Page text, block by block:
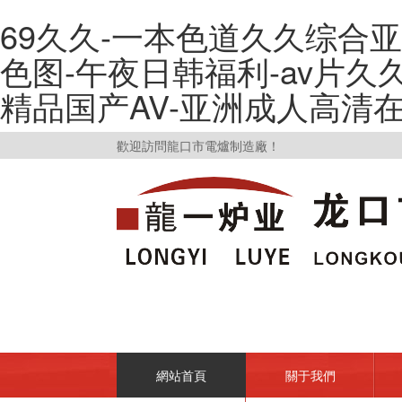
69久久-一本色道久久综合
色图-午夜日韩福利-av片久
精品国产AV-亚洲成人高清
歡迎訪問龍口市電爐制造廠！
網站首頁 關于我們